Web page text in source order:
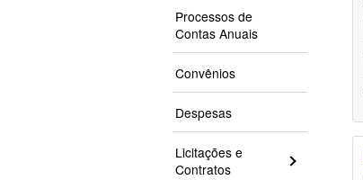
Processos de
Contas Anuais
Convênios
Despesas
Licitações e
Contratos